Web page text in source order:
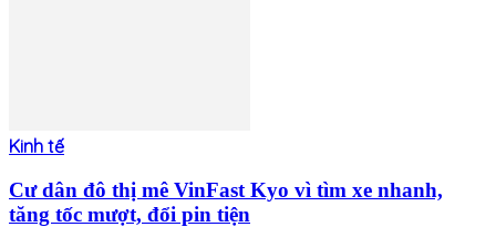
Kinh tế
Cư dân đô thị mê VinFast Kyo vì tìm xe nhanh,
tăng tốc mượt, đổi pin tiện